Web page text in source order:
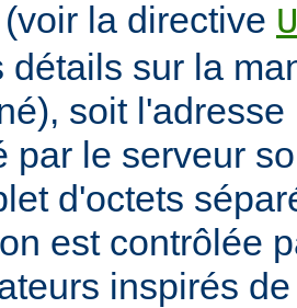
la directive
détails sur la
soit
par le serveur
d'octets
est contrôlée
inspirés